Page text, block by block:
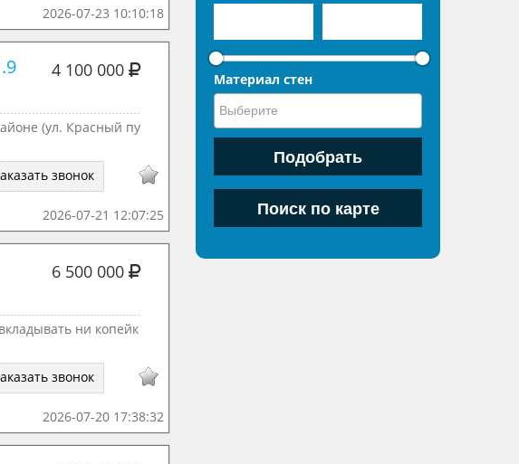
2026-07-23 10:10:18
4 100 000
(ул. Красный пу
звонок
2026-07-21 12:07:25
6 500 000
ни копейк
звонок
2026-07-20 17:38:32
Материал стен